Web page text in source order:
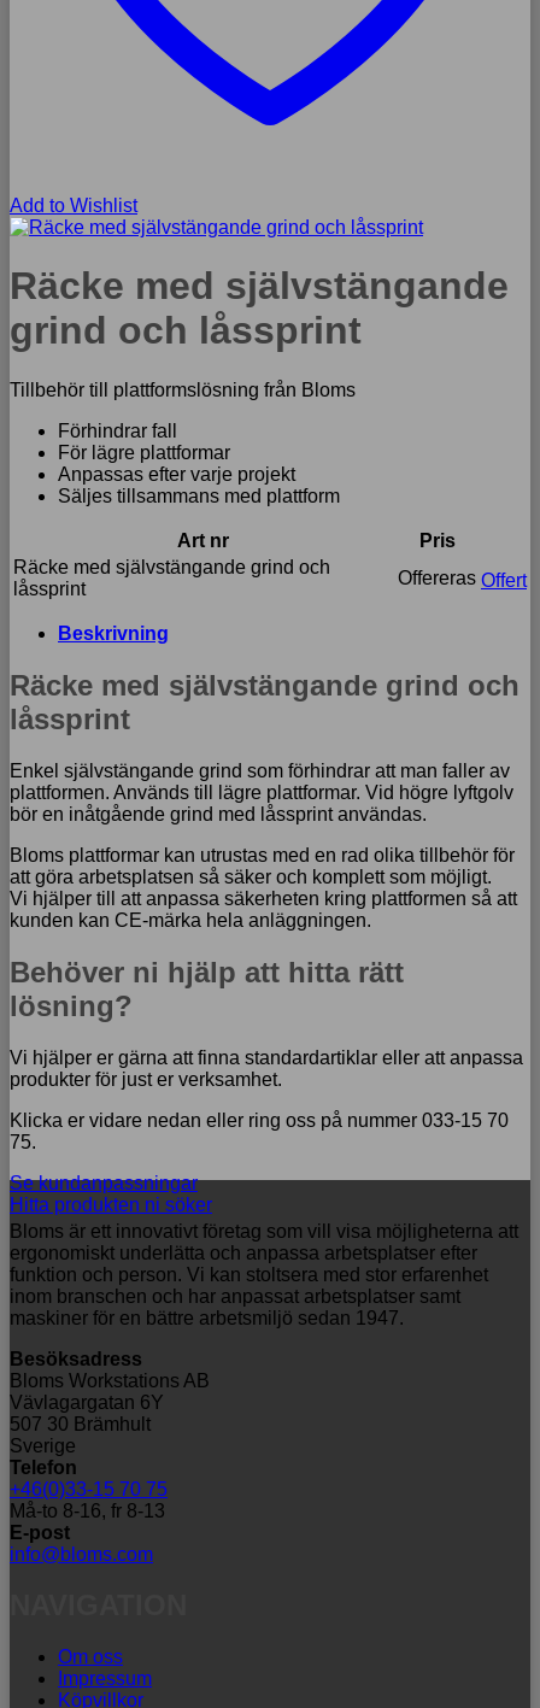
Add to Wishlist
Räcke med självstängande
grind och låssprint
Tillbehör till plattformslösning från Bloms
Förhindrar fall
För lägre plattformar
Anpassas efter varje projekt
Säljes tillsammans med plattform
Art nr
Pris
Räcke med självstängande grind och
låssprint
Offereras Offert
Beskrivning
Räcke med självstängande grind och
låssprint
Enkel självstängande grind som förhindrar att man faller av
plattformen. Används till lägre plattformar. Vid högre lyftgolv
bör en inåtgående grind med låssprint användas.
Bloms plattformar kan utrustas med en rad olika tillbehör för
att göra arbetsplatsen så säker och komplett som möjligt.
Vi hjälper till att anpassa säkerheten kring plattformen så att
kunden kan CE-märka hela anläggningen.
Behöver ni hjälp att hitta rätt
lösning?
Vi hjälper er gärna att finna standardartiklar eller att anpassa
produkter för just er verksamhet.
Klicka er vidare nedan eller ring oss på nummer 033-15 70
75.
Se kundanpassningar
Hitta produkten ni söker
Bloms är ett innovativt företag som vill visa möjligheterna att
ergonomiskt underlätta och anpassa arbetsplatser efter
funktion och person. Vi kan stoltsera med stor erfarenhet
inom branschen och har anpassat arbetsplatser samt
maskiner för en bättre arbetsmiljö sedan 1947.
Besöksadress
Bloms Workstations AB
Vävlagargatan 6Y
507 30 Brämhult
Sverige
Telefon
+46(0)33-15 70 75
Må-to 8-16, fr 8-13
E-post
info@bloms.com
Om oss
Impressum
Köpvillkor